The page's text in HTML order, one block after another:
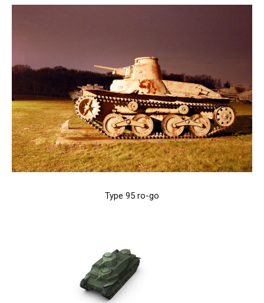
Type 95 ro-go